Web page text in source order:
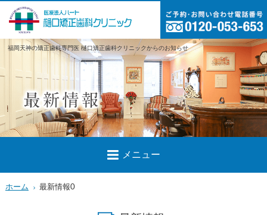
福岡天神の矯正歯科専門医 樋口矯正歯科クリニックからのお知らせ
メニュー
ホーム 最新情報0